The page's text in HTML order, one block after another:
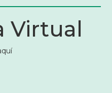
Virtual